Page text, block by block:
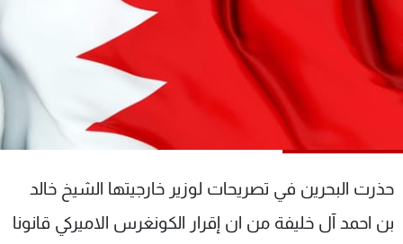
حذرت البحرين في تصريحات لوزير خارجيتها الشيخ خالد
بن احمد آل خليفة من ان إقرار الكونغرس الاميركي قانونا
البرامج
جدول البرامج
عن MTV
لاعلاناتكم
وظائف
شروط الإسـتخدام